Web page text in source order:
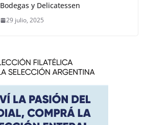
Bodegas y Delicatessen
29 julio, 2025